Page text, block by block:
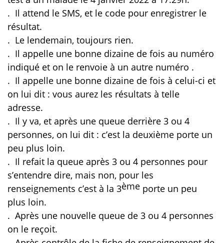
. Il attend le SMS, et le code pour enregistrer le
résultat.
. Le lendemain, toujours rien.
. Il appelle une bonne dizaine de fois au numéro
indiqué et on le renvoie à un autre numéro .
. Il appelle une bonne dizaine de fois à celui-ci et
on lui dit : vous aurez les résultats à telle
adresse.
. Il y va, et après une queue derrière 3 ou 4
personnes, on lui dit : c’est la deuxième porte un
peu plus loin.
. Il refait la queue après 3 ou 4 personnes pour
s’entendre dire, mais non, pour les
renseignements c’est à la 3ème porte un peu
plus loin.
. Après une nouvelle queue de 3 ou 4 personnes
on le reçoit.